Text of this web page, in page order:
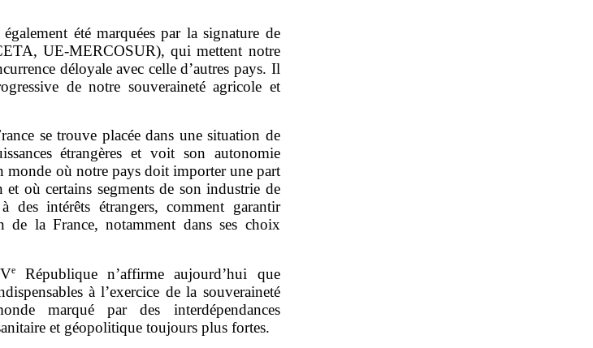
été marquées par la signature de
UE‑MERCOSUR), qui mettent notre
déloyale avec celle d’autres pays. Il
de notre souveraineté agricole et
se trouve placée dans une situation de
étrangères et voit son autonomie
monde où notre pays doit importer une part
et où certains segments de son industrie de
des intérêts étrangers, comment garantir
de la France, notamment dans ses choix
e
République n’affirme aujourd’hui que
à l’exercice de la souveraineté
marqué par des interdépendances
et géopolitique toujours plus fortes.